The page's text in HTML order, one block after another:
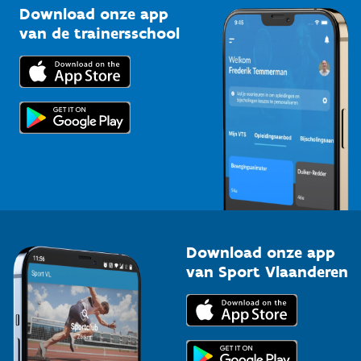
Bedrijven
Trainers en begeleiders
Topsporters
Kennisplatform
Downloads
Voor de pers
Download onze app
van de trainersschool
Download onze app
van Sport Vlaanderen